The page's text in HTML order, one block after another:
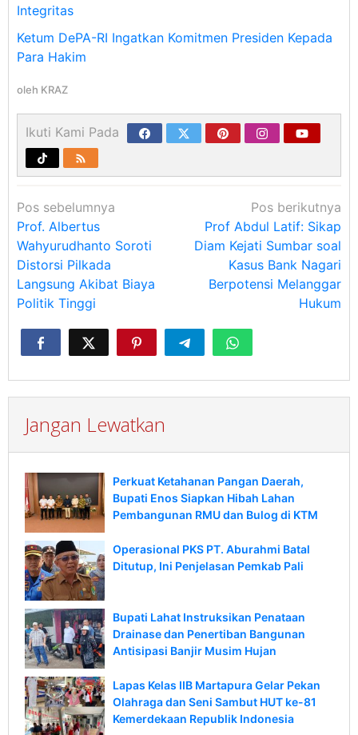
Integritas
Ketum DePA-RI Ingatkan Komitmen Presiden Kepada
Para Hakim
oleh KRAZ
Ikuti Kami Pada
Navigasi
pos
Pos sebelumnya
Prof. Albertus
Wahyurudhanto Soroti
Distorsi Pilkada
Langsung Akibat Biaya
Politik Tinggi
Pos berikutnya
Prof Abdul Latif: Sikap
Diam Kejati Sumbar soal
Kasus Bank Nagari
Berpotensi Melanggar
Hukum
Jangan Lewatkan
Perkuat Ketahanan Pangan Daerah,
Bupati Enos Siapkan Hibah Lahan
Pembangunan RMU dan Bulog di KTM
Operasional PKS PT. Aburahmi Batal
Ditutup, Ini Penjelasan Pemkab Pali
Bupati Lahat Instruksikan Penataan
Drainase dan Penertiban Bangunan
Antisipasi Banjir Musim Hujan
Lapas Kelas IIB Martapura Gelar Pekan
Olahraga dan Seni Sambut HUT ke-81
Kemerdekaan Republik Indonesia